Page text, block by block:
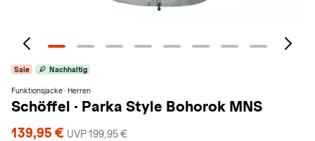
Sale Nachhaltig
Funktionsjacke · Herren
Schöffel · Parka Style Bohorok MNS
139,95 € UVP 199,95 €